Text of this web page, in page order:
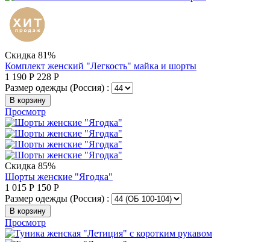
Скидка 81%
Комплект женский "Легкость" майка и шорты
1 190 Р 228 Р
Размер одежды (Россия) :
В корзину
Просмотр
Скидка 85%
Шорты женские "Ягодка"
1 015 Р 150 Р
Размер одежды (Россия) :
В корзину
Просмотр